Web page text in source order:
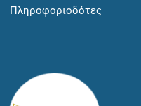
Πληροφοριοδότες